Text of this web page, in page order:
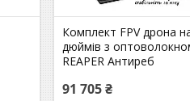
Комплект FPV дрона
дюймів з
REAPER Антиреб
91 705 ₴